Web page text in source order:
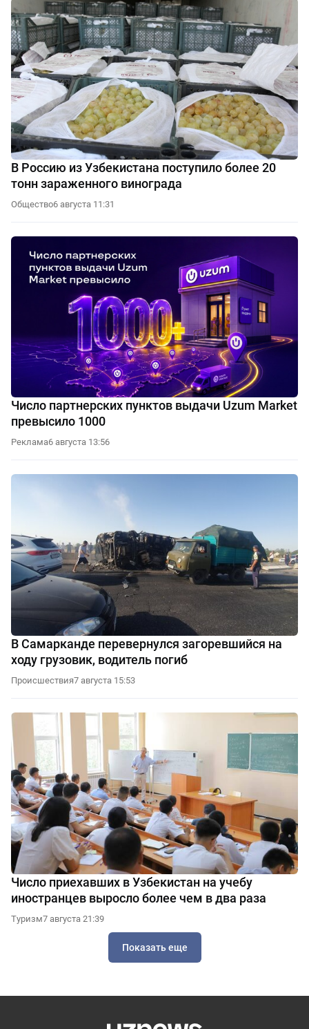
В Россию из Узбекистана поступило более 20
тонн зараженного винограда
Общество6 августа 11:31
Число партнерских пунктов выдачи Uzum Market
превысило 1000
Реклама6 августа 13:56
В Самарканде перевернулся загоревшийся на
ходу грузовик, водитель погиб
Происшествия7 августа 15:53
Число приехавших в Узбекистан на учебу
иностранцев выросло более чем в два раза
Туризм7 августа 21:39
Показать еще